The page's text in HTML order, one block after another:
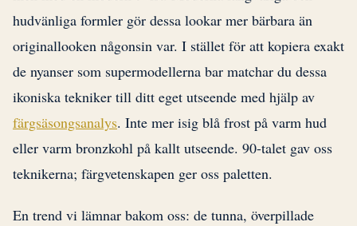
hudvänliga formler gör dessa lookar mer bärbara än
originallooken någonsin var. I stället för att kopiera exakt
de nyanser som supermodellerna bar matchar du dessa
ikoniska tekniker till ditt eget utseende med hjälp av
färgsäsongsanalys. Inte mer isig blå frost på varm hud
eller varm bronzkohl på kallt utseende. 90-talet gav oss
teknikerna; färgvetenskapen ger oss paletten.
En trend vi lämnar bakom oss: de tunna, överpillade